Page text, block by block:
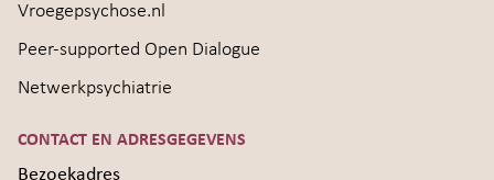
Vroegepsychose.nl
Peer-supported Open Dialogue
Netwerkpsychiatrie
CONTACT EN ADRESGEGEVENS
Bezoekadres